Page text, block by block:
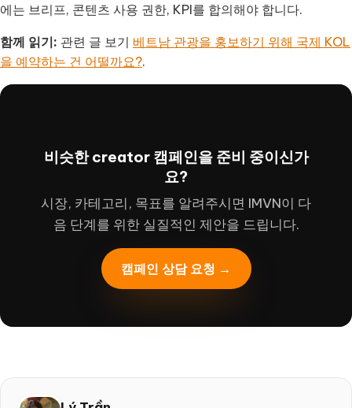
에는 브리프, 콘텐츠 사용 권한, KPI를 합의해야 합니다.
함께 읽기: 관련 글 보기 베트남 관광을 홍보하기 위해 국제 KOL
을 예약하는 건 어떨까요?.
비슷한 creator 캠페인을 준비 중이신가
요?
시장, 카테고리, 목표를 알려주시면 IMVN이 다
음 단계를 위한 실질적인 제안을 드립니다.
캠페인 상담 요청 →